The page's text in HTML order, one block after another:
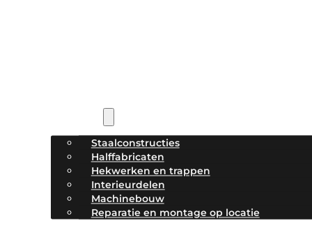
Staalconstructies
Halffabricaten
Hekwerken en trappen
Interieurdelen
Machinebouw
Reparatie en montage op locatie
Projecten